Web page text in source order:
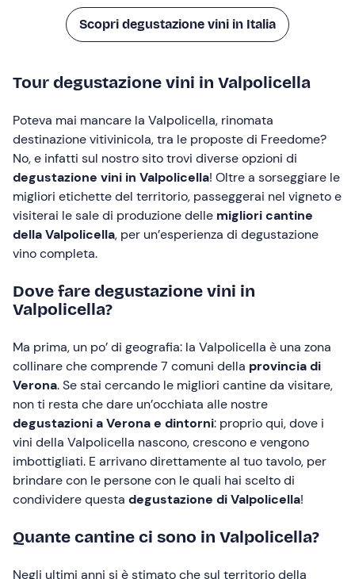
Scopri degustazione vini in Italia
Tour degustazione vini in Valpolicella
Poteva mai mancare la Valpolicella, rinomata
destinazione vitivinicola, tra le proposte di Freedome?
No, e infatti sul nostro sito trovi diverse opzioni di
degustazione vini in Valpolicella! Oltre a sorseggiare le
migliori etichette del territorio, passeggerai nel vigneto e
visiterai le sale di produzione delle migliori cantine
della Valpolicella, per un’esperienza di degustazione
vino completa.
Dove fare degustazione vini in
Valpolicella?
Ma prima, un po’ di geografia: la Valpolicella è una zona
collinare che comprende 7 comuni della provincia di
Verona. Se stai cercando le migliori cantine da visitare,
non ti resta che dare un’occhiata alle nostre
degustazioni a Verona e dintorni: proprio qui, dove i
vini della Valpolicella nascono, crescono e vengono
imbottigliati. E arrivano direttamente al tuo tavolo, per
brindare con le persone con le quali hai scelto di
condividere questa degustazione di Valpolicella!
Quante cantine ci sono in Valpolicella?
Negli ultimi anni si è stimato che sul territorio della